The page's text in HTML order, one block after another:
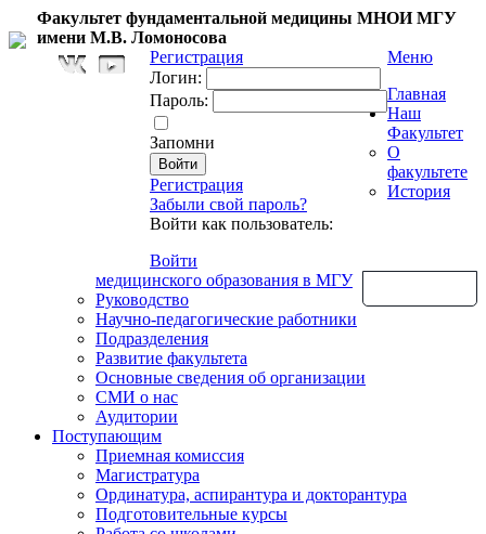
Факультет фундаментальной медицины МНОИ МГУ
имени М.В. Ломоносова
Регистрация
Логин:
Пароль:
Запомни
Регистрация
Забыли свой пароль?
Войти как пользователь:
Войти
Меню
Главная
Наш
Факультет
О
факультете
История
медицинского образования в МГУ
Руководство
Научно-педагогические работники
Подразделения
Развитие факультета
Основные сведения об организации
СМИ о нас
Аудитории
Поступающим
Приемная комиссия
Магистратура
Ординатура, аспирантура и докторантура
Подготовительные курсы